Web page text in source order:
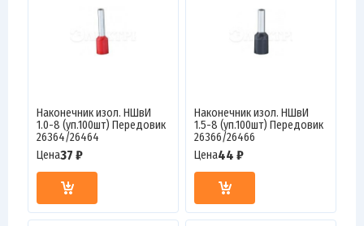
Наконечник изол. НШвИ
1.0-8 (уп.100шт) Передовик
26364/26464
Цена37 ₽
Наконечник изол. НШвИ
1.5-8 (уп.100шт) Передовик
26366/26466
Цена44 ₽